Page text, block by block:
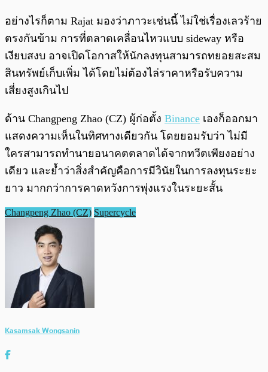
อย่างไรก็ตาม Rajat มองว่าภาวะเช่นนี้ ไม่ใช่เรื่องเลวร้าย
ตรงกันข้าม การที่ตลาดเคลื่อนไหวแบบ sideway หรือ
เงียบสงบ อาจเปิดโอกาสให้นักลงทุนสามารถทยอยสะสม
สินทรัพย์เก็บเพิ่ม ได้โดยไม่ต้องไล่ราคาหรือรับความ
เสี่ยงสูงเกินไป
ด้าน Changpeng Zhao (CZ) ผู้ก่อตั้ง Binance เองก็ออกมา
แสดงความเห็นในทิศทางเดียวกัน โดยยอมรับว่า ไม่มี
ใครสามารถทำนายอนาคตตลาดได้จากทวีตเพียงอย่าง
เดียว และย้ำว่าสิ่งสำคัญคือการมีวินัยในการลงทุนระยะ
ยาว มากกว่าการคาดหวังการพุ่งแรงในระยะสั้น
Changpeng Zhao (CZ) Supercycle
Kasamsak Wongsanin